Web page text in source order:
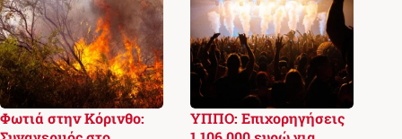
Φωτιά στην Κόρινθο:
ΥΠΠΟ: Επιχορηγήσεις